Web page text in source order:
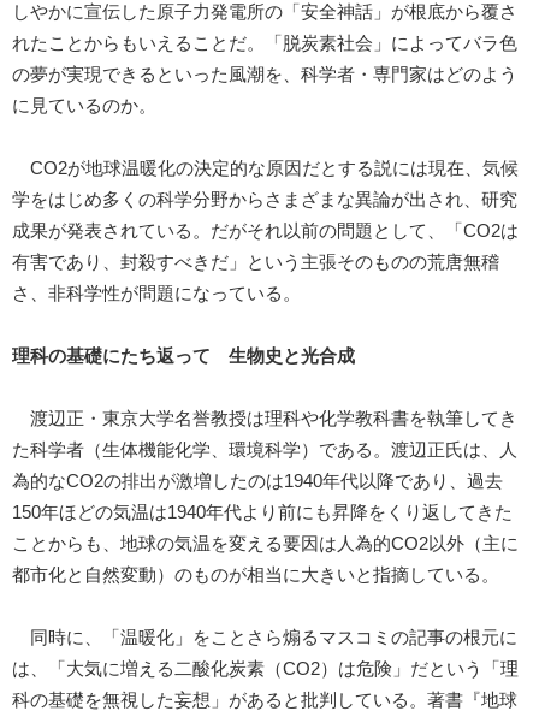
しやかに宣伝した原子力発電所の「安全神話」が根底から覆さ
れたことからもいえることだ。「脱炭素社会」によってバラ色
の夢が実現できるといった風潮を、科学者・専門家はどのよう
に見ているのか。
CO2が地球温暖化の決定的な原因だとする説には現在、気候
学をはじめ多くの科学分野からさまざまな異論が出され、研究
成果が発表されている。だがそれ以前の問題として、「CO2は
有害であり、封殺すべきだ」という主張そのものの荒唐無稽
さ、非科学性が問題になっている。
理科の基礎にたち返って 生物史と光合成
渡辺正・東京大学名誉教授は理科や化学教科書を執筆してき
た科学者（生体機能化学、環境科学）である。渡辺正氏は、人
為的なCO2の排出が激増したのは1940年代以降であり、過去
150年ほどの気温は1940年代より前にも昇降をくり返してきた
ことからも、地球の気温を変える要因は人為的CO2以外（主に
都市化と自然変動）のものが相当に大きいと指摘している。
同時に、「温暖化」をことさら煽るマスコミの記事の根元に
は、「大気に増える二酸化炭素（CO2）は危険」だという「理
科の基礎を無視した妄想」があると批判している。著書『地球